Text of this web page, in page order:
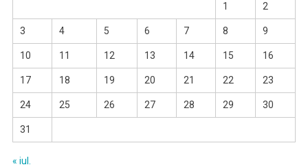
1 2
3 4 5 6 7 8 9
10 11 12 13 14 15 16
17 18 19 20 21 22 23
24 25 26 27 28 29 30
31
« iul.